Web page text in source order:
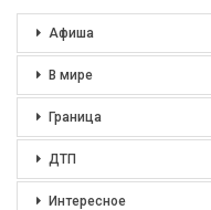
Афиша
В мире
Граница
ДТП
Интересное